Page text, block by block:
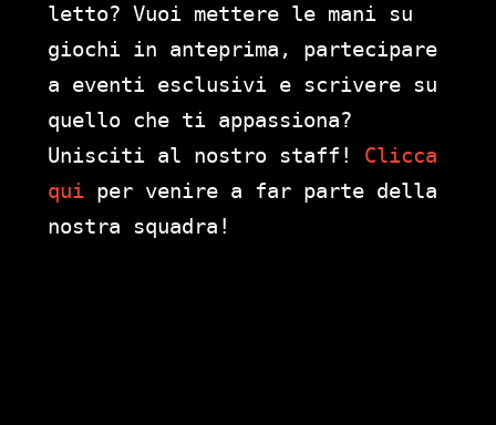
letto? Vuoi mettere le mani su
giochi in anteprima, partecipare
a eventi esclusivi e scrivere su
quello che ti appassiona?
Unisciti al nostro staff! Clicca
qui per venire a far parte della
nostra squadra!